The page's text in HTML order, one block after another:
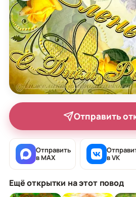
Отправить
Отправить
в MAX
в VK
Ещё открытки на этот повод